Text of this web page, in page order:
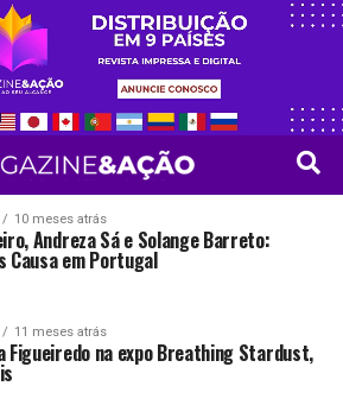
10 meses atrás
Andreza Sá e Solange Barreto:
Causa em Portugal
11 meses atrás
Figueiredo na expo Breathing Stardust,